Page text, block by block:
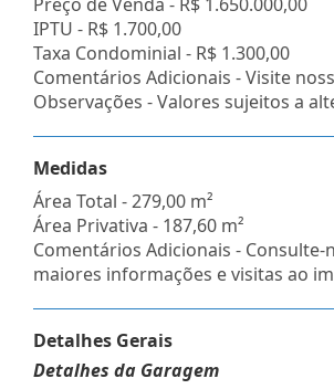
IPTU - R$ 1.700,00
Taxa Condominial - R$ 1.300,00
Comentários Adicionais - Visite
Observações - Valores sujeitos a
Medidas
Área Total - 279,00 m²
Área Privativa - 187,60 m²
Comentários Adicionais - Consulte-
maiores informações e visitas ao
Detalhes Gerais
Detalhes da Garagem